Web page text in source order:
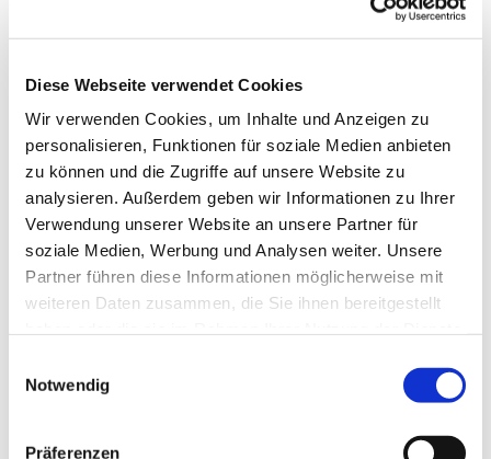
Diese Webseite verwendet Cookies
Wir verwenden Cookies, um Inhalte und Anzeigen zu
personalisieren, Funktionen für soziale Medien anbieten
zu können und die Zugriffe auf unsere Website zu
analysieren. Außerdem geben wir Informationen zu Ihrer
Verwendung unserer Website an unsere Partner für
soziale Medien, Werbung und Analysen weiter. Unsere
Partner führen diese Informationen möglicherweise mit
weiteren Daten zusammen, die Sie ihnen bereitgestellt
Notwendig
Präferenzen
Dies könnte Sie auch
interessieren